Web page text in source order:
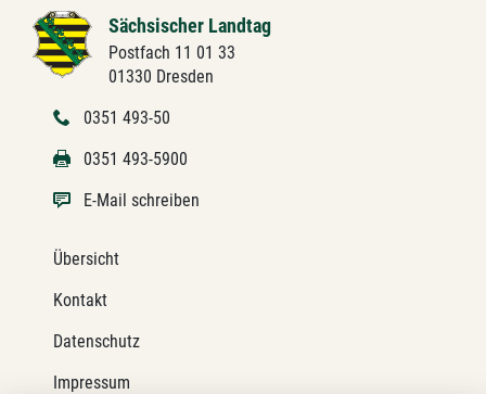
Sächsischer Landtag
Postfach 11 01 33
01330 Dresden
0351 493-50
0351 493-5900
E-Mail schreiben
Übersicht
Kontakt
Datenschutz
Impressum